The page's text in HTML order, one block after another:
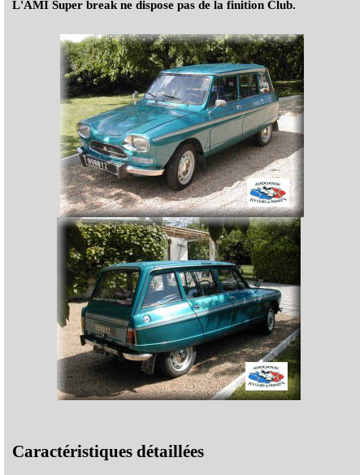
L'AMI Super break ne dispose pas de la finition Club.
Caractéristiques détaillées